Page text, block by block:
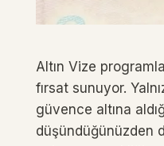
Altın Vize
fırsat sunuyor.
güvence altına
düşündüğünüzden